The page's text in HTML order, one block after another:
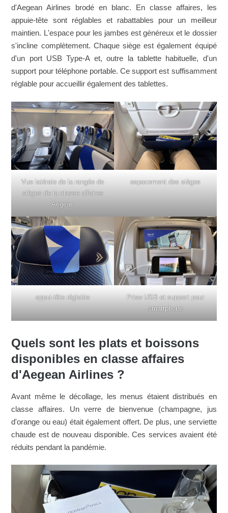
d'Aegean Airlines brodé en blanc. En classe affaires, les
appuie-tête sont réglables et rabattables pour un meilleur
maintien. L'espace pour les jambes est généreux et le dossier
s'incline complètement. Chaque siège est également équipé
d'un port USB Type-A et, outre la tablette habituelle, d'un
support pour téléphone portable. Ce support est suffisamment
réglable pour accueillir également des tablettes.
Vue latérale de la rangée de
sièges de la classe affaires
Aegean
espacement des sièges
appui-tête réglable
Prise USB et support pour
smartphone
Quels sont les plats et boissons
disponibles en classe affaires
d'Aegean Airlines ?
Avant même le décollage, les menus étaient distribués en
classe affaires. Un verre de bienvenue (champagne, jus
d'orange ou eau) était également offert. De plus, une serviette
chaude est de nouveau disponible. Ces services avaient été
réduits pendant la pandémie.